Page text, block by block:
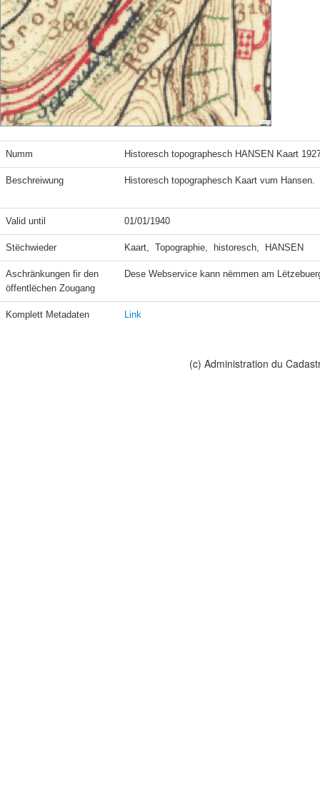
Numm Historesch topographesch HANSEN Kaart
Beschreiwung Historesch topographesch Kaart vum Hansen.
Valid until 01/01/1940
Stëchwieder Kaart,  Topographie,  historesch,  HANSEN
Aschränkungen fir den
öffentlëchen Zougang
Dese Webservice kann nëmmen am
Komplett Metadaten Link
(c) Administration du